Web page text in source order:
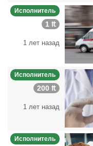
Исполнитель
1 ₶
1 лет назад
Исполнитель
200 ₶
1 лет назад
Исполнитель